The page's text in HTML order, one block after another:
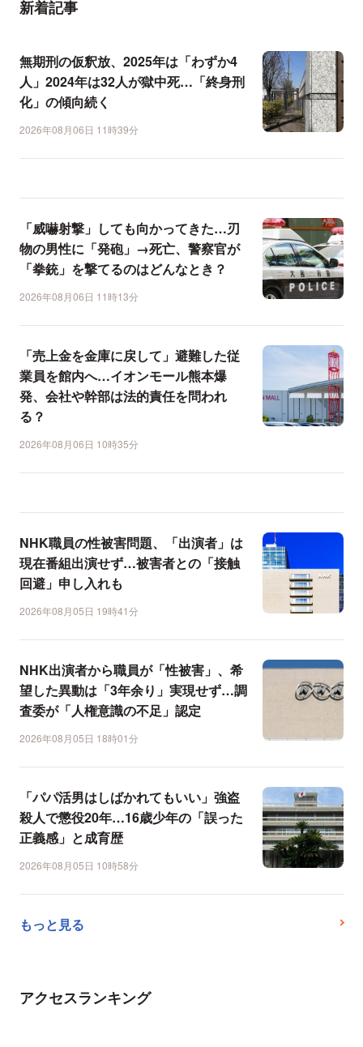
新着記事
無期刑の仮釈放、2025年は「わずか4
人」2024年は32人が獄中死…「終身刑
化」の傾向続く
2026年08月06日 11時39分
「威嚇射撃」しても向かってきた…刃
物の男性に「発砲」→死亡、警察官が
「拳銃」を撃てるのはどんなとき？
2026年08月06日 11時13分
「売上金を金庫に戻して」避難した従
業員を館内へ…イオンモール熊本爆
発、会社や幹部は法的責任を問われ
る？
2026年08月06日 10時35分
NHK職員の性被害問題、「出演者」は
現在番組出演せず…被害者との「接触
回避」申し入れも
2026年08月05日 19時41分
NHK出演者から職員が「性被害」、希
望した異動は「3年余り」実現せず…調
査委が「人権意識の不足」認定
2026年08月05日 18時01分
「パパ活男はしばかれてもいい」強盗
殺人で懲役20年…16歳少年の「誤った
正義感」と成育歴
2026年08月05日 10時58分
もっと見る
アクセスランキング